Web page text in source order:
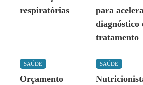
respiratórias
para
diagnóstico
tratamento
SAÚDE
Orçamento
SAÚDE